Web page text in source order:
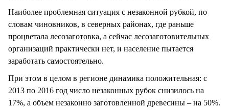
Наиболее проблемная ситуация с незаконной рубкой, по
словам чиновников, в северных районах, где раньше
процветала лесозаготовка, а сейчас лесозаготовительных
организаций практически нет, и население пытается
заработать самостоятельно.
При этом в целом в регионе динамика положительная: с
2013 по 2016 год число незаконных рубок снизилось на
17%, а объем незаконно заготовленной древесины – на 50%.